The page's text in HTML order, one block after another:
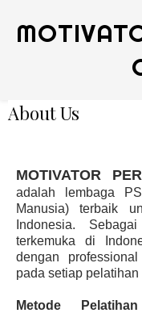
About Us
MOTIVATOR
adalah lembaga
Manusia) terbaik
Indonesia.
terkemuka di
dengan
pada setiap pelatihan
Metode